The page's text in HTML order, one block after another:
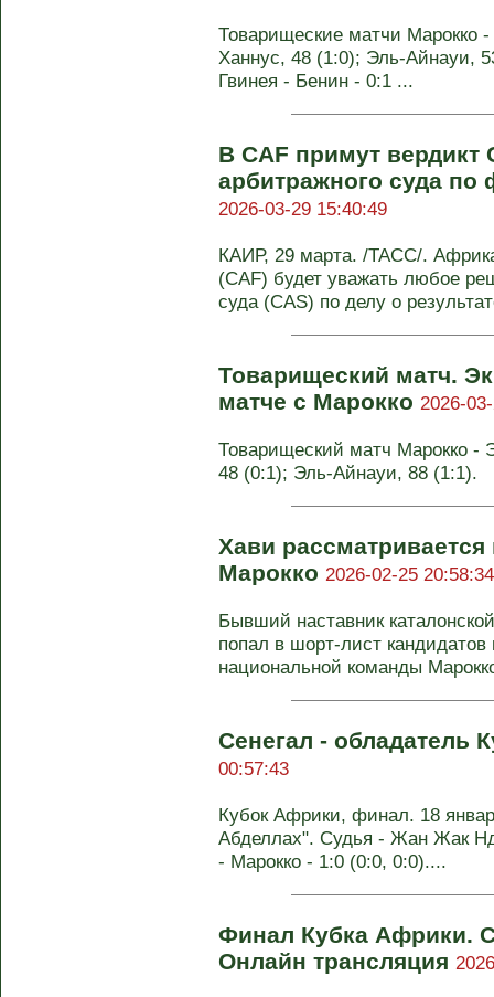
Товарищеские матчи Марокко
Ханнус, 48 (1:0); Эль-Айнауи,
Гвинея - Бенин - 0:1 ...
В CAF примут вердикт
арбитражного суда
2026-03-29 15:40:49
КАИР, 29 марта. /ТАСС/.
(CAF) будет уважать любое
суда (CAS) по делу о
Товарищеский матч.
матче с Марокко 2026-
Товарищеский матч Марокко -
48 (0:1); Эль-Айнауи, 88 (1:1).
Хави
Марокко 2026-02-25 20:58:34
Бывший наставник
попал в шорт-лист кандидатов
национальной команды
Сенегал - обладатель
00:57:43
Кубок Африки, финал. 18
Абделлах". Судья - Жан Жак
- Марокко - 1:0 (0:0, 0:0)....
Финал Кубка Африки.
Онлайн трансляция